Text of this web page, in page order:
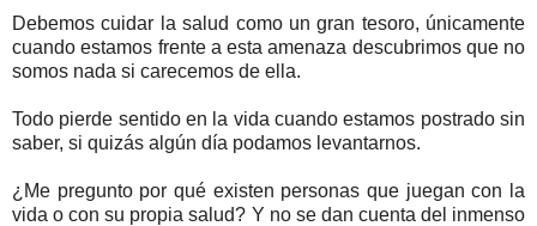
Debemos cuidar la salud como un gran tesoro, únicamente
cuando estamos frente a esta amenaza descubrimos que no
somos nada si carecemos de ella.
Todo pierde sentido en la vida cuando estamos postrado sin
saber, si quizás algún día podamos levantarnos.
¿Me pregunto por qué existen personas que juegan con la
vida o con su propia salud? Y no se dan cuenta del inmenso